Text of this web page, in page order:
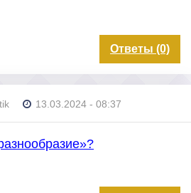
Ответы (0)
13.03.2024 - 08:37